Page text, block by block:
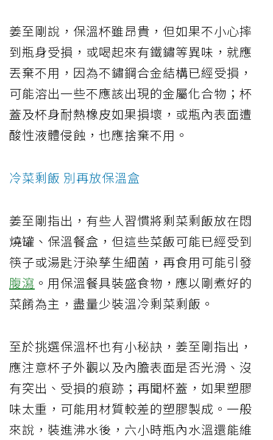
姜至剛說，保溫杯雖昂貴，但如果不小心摔
到瓶身受損，或喝起來有鐵鏽等異味，就應
丟棄不用，因為不鏽鋼合金結構已經受損，
可能溶出一些不應該出現的金屬化合物；杯
蓋及杯身耐熱橡皮如果損壞，或瓶內表面遭
酸性液體侵蝕，也應捨棄不用。
冷菜剩飯 別再放保溫盒
姜至剛指出，有些人習慣將剩菜剩飯放在悶
燒罐、保溫餐盒，但這些菜飯可能已經受到
筷子或湯匙汙染孳生細菌，再食用可能引發
腹瀉 。用保溫餐具裝盛食物，應以剛煮好的
菜餚為主，盡量少裝溫冷剩菜剩飯。
至於挑選保溫杯也有小秘訣，姜至剛指出，
應注意杯子外觀以及內膽表面是否光滑、沒
有突出、受損的痕跡；再聞杯蓋，如果塑膠
味太重，可能用材質較差的塑膠製成。一般
來說，裝進沸水後，六小時瓶內水溫還能維